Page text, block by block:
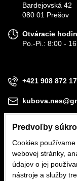
Bardejovská 42
080 01 Prešov
Otváracie
Po.-Pi.: 8:00 -
+421 908 872
Obchodné
Reklamačné
Predvoľby
Cookies
webovej stránky,
údajov o jej
nástroje a služby